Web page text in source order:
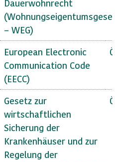
Dauerwohnrecht
– WEG)
European Electronic
Communication Code
(EECC)
Gesetz zur
wirtschaftlichen
Sicherung der
Krankenhäuser und zur
Regelung der